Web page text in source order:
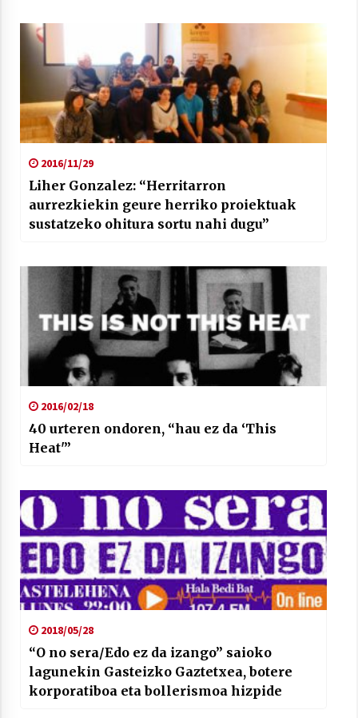
2016/11/29
Liher Gonzalez: “Herritarron
aurrezkiekin geure herriko proiektuak
sustatzeko ohitura sortu nahi dugu”
2016/02/18
40 urteren ondoren, “hau ez da ‘This
Heat'”
2018/05/28
“O no sera/Edo ez da izango” saioko
lagunekin Gasteizko Gaztetxea, botere
korporatiboa eta bollerismoa hizpide